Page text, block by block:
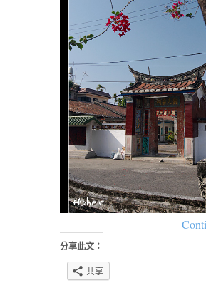
分享此文：
共享